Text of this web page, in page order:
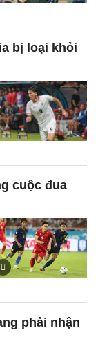
bị loại khỏi
cuộc đua
phải nhận